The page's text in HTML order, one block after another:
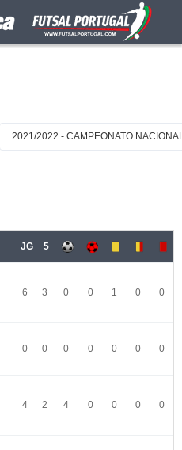
2021/2022 - CAMPEONATO
JG 5
6 3 0 0 1 0 0
0 0 0 0 0 0 0
4 2 4 0 0 0 0